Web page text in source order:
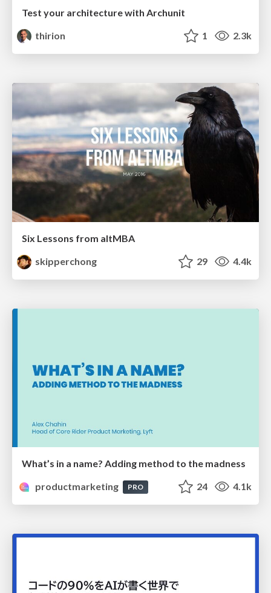
Test your architecture with Archunit
thirion
1 2.3k
Six Lessons from altMBA
skipperchong
29 4.4k
What’s in a name? Adding method to the madness
productmarketing
PRO 24 4.1k